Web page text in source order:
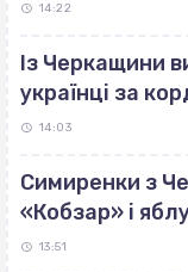
14:22
Із Черкащини
українці за
14:03
Симиренки з
«Кобзар» і
13:51